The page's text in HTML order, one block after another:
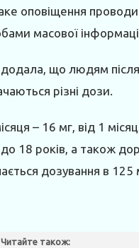
оповіщення
масової
що людям
різні дози.
– 16 мг, від 1
до 18 років, а також
дозування в 125
Читайте також: